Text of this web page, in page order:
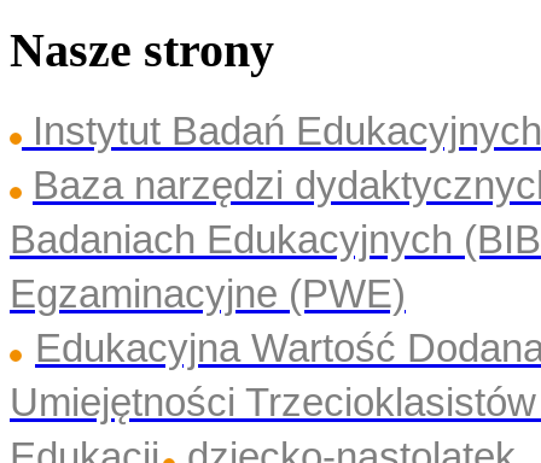
Nasze strony
Instytut Badań
Baza narzędzi
Badaniach Edukacyjnych
Egzaminacyjne (PWE)
Edukacyjna Wartość
Umiejętności